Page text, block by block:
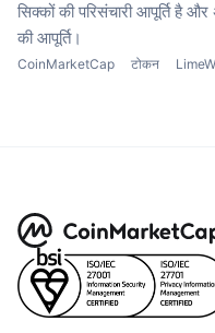
सिक्कों की परिसंचारी आपूर्ति है और
की आपूर्ति।
CoinMarketCap टोकन